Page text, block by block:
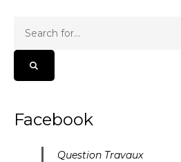
Facebook
Question Travaux